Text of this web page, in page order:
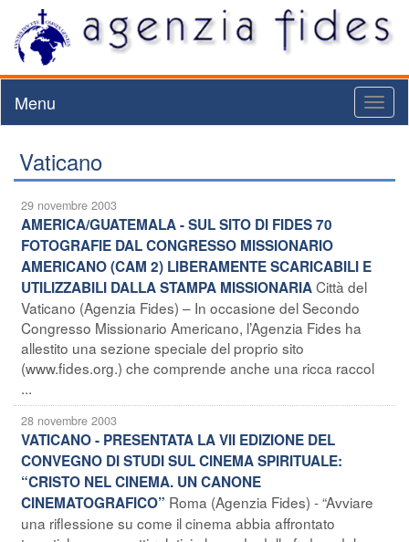
Menu
Vaticano
29 novembre 2003
AMERICA/GUATEMALA - SUL SITO DI FIDES 70
FOTOGRAFIE DAL CONGRESSO MISSIONARIO
AMERICANO (CAM 2) LIBERAMENTE SCARICABILI E
UTILIZZABILI DALLA STAMPA MISSIONARIACittà del
Vaticano (Agenzia Fides) – In occasione del Secondo
Congresso Missionario Americano, l’Agenzia Fides ha
allestito una sezione speciale del proprio sito
(www.fides.org.) che comprende anche una ricca raccol
...
28 novembre 2003
VATICANO - PRESENTATA LA VII EDIZIONE DEL
CONVEGNO DI STUDI SUL CINEMA SPIRITUALE:
“CRISTO NEL CINEMA. UN CANONE
CINEMATOGRAFICO” Roma (Agenzia Fides) - “Avviare
una riflessione su come il cinema abbia affrontato